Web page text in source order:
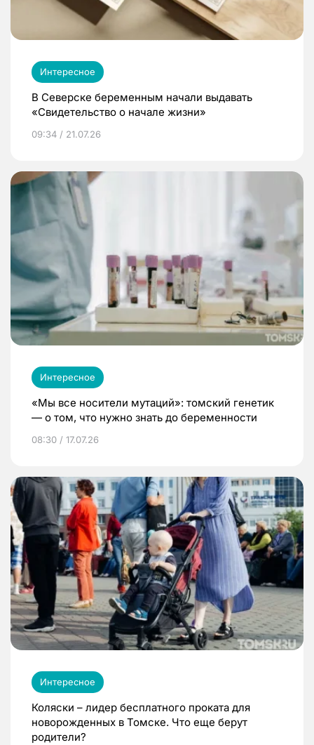
Интересное
В Северске беременным начали выдавать
«Свидетельство о начале жизни»
09:34 / 21.07.26
Интересное
«Мы все носители мутаций»: томский генетик
— о том, что нужно знать до беременности
08:30 / 17.07.26
Интересное
Коляски – лидер бесплатного проката для
новорожденных в Томске. Что еще берут
родители?